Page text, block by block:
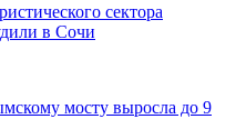
сектора
в Сочи
мосту выросла до 9